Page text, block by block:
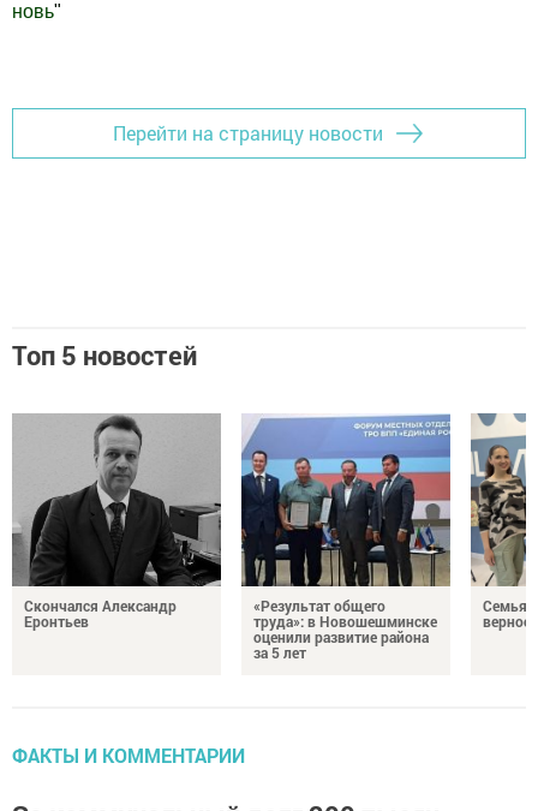
новь"
Перейти на страницу новости
Топ 5 новостей
Скончался Александр
Еронтьев
«Результат общего
труда»: в Новошешминске
оценили развитие района
за 5 лет
Семья
ФАКТЫ И КОММЕНТАРИИ